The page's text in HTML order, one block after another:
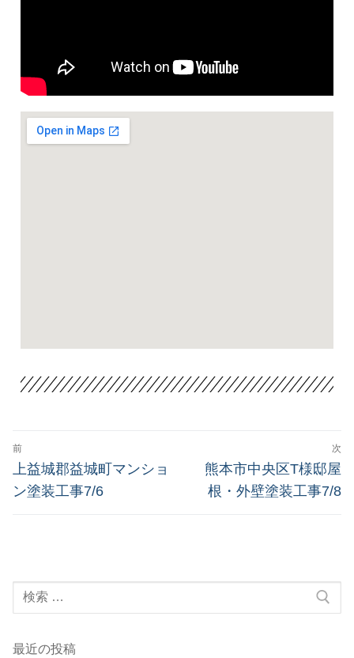
前
上益城郡益城町マンショ
ン塗装工事7/6
次
熊本市中央区T様邸屋
根・外壁塗装工事7/8
最近の投稿